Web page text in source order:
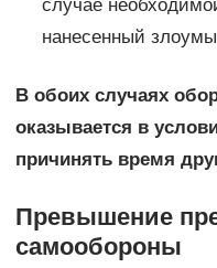
случае
нанесенный
В обоих случаях
оказывается в
причинять время
Превышение
самообороны